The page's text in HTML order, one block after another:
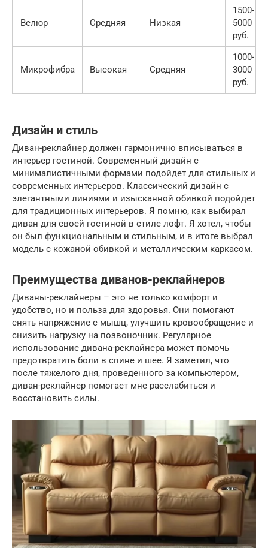
Велюр Средняя Низкая
1500-
5000
руб.
Микрофибра Высокая Средняя
1000-
3000
руб.
Дизайн и стиль
Диван-реклайнер должен гармонично вписываться в
интерьер гостиной. Современный дизайн с
минималистичными формами подойдет для стильных и
современных интерьеров. Классический дизайн с
элегантными линиями и изысканной обивкой подойдет
для традиционных интерьеров. Я помню, как выбирал
диван для своей гостиной в стиле лофт. Я хотел, чтобы
он был функциональным и стильным, и в итоге выбрал
модель с кожаной обивкой и металлическим каркасом.
Преимущества диванов-реклайнеров
Диваны-реклайнеры – это не только комфорт и
удобство, но и польза для здоровья. Они помогают
снять напряжение с мышц, улучшить кровообращение и
снизить нагрузку на позвоночник. Регулярное
использование дивана-реклайнера может помочь
предотвратить боли в спине и шее. Я заметил, что
после тяжелого дня, проведенного за компьютером,
диван-реклайнер помогает мне расслабиться и
восстановить силы.